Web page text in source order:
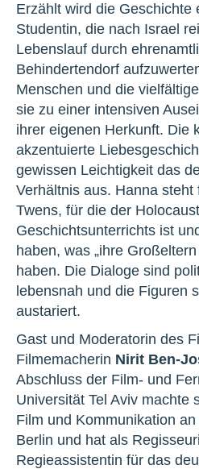
Erzählt wird die Geschichte
Studentin, die nach Israel
Lebenslauf durch
Behindertendorf
Menschen und die
sie zu einer intensiven
ihrer eigenen Herkunft. Die
akzentuierte
gewissen Leichtigkeit das
Verhältnis aus. Hanna steht
Twens, für die der
Geschichtsunterrichts ist
haben, was „ihre
haben. Die Dialoge sind
lebensnah und die Figuren
austariert.
Gast und Moderatorin des
Filmemacherin Nirit Ben-
Abschluss der Film- und
Universität Tel Aviv machte
Film und Kommunikation
Berlin und hat als
Regieassistentin für das